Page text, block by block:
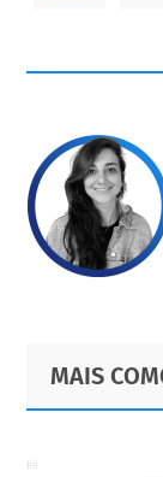
Primary
Sidebar
Footer
MAIS